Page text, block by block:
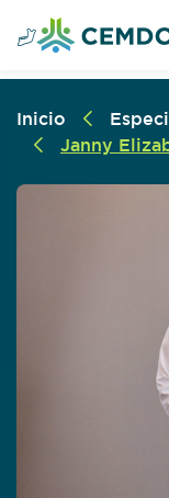
Inicio
Janny